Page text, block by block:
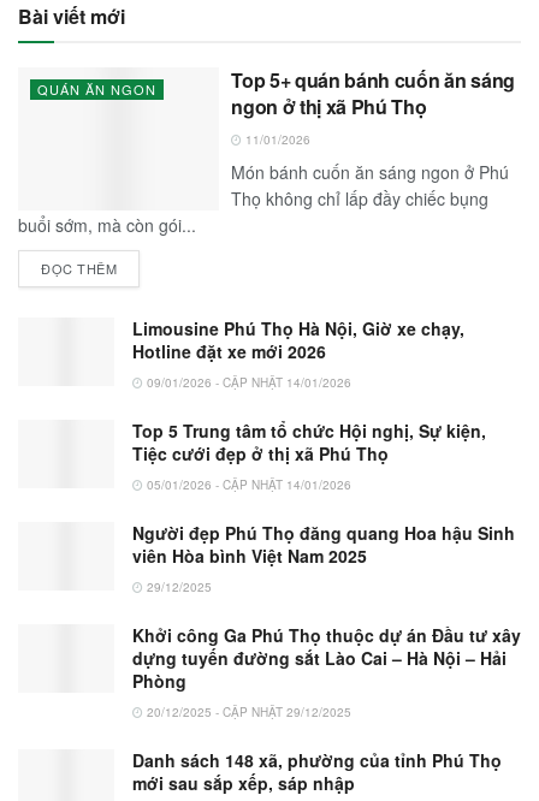
Bài viết mới
QUÁN ĂN NGON
Top 5+ quán bánh cuốn ăn sáng
ngon ở thị xã Phú Thọ
11/01/2026
Món bánh cuốn ăn sáng ngon ở Phú
Thọ không chỉ lấp đầy chiếc bụng
buổi sớm, mà còn gói...
ĐỌC THÊM
Limousine Phú Thọ Hà Nội, Giờ xe chạy,
Hotline đặt xe mới 2026
09/01/2026 - CẬP NHẬT 14/01/2026
Top 5 Trung tâm tổ chức Hội nghị, Sự kiện,
Tiệc cưới đẹp ở thị xã Phú Thọ
05/01/2026 - CẬP NHẬT 14/01/2026
Người đẹp Phú Thọ đăng quang Hoa hậu Sinh
viên Hòa bình Việt Nam 2025
29/12/2025
Khởi công Ga Phú Thọ thuộc dự án Đầu tư xây
dựng tuyến đường sắt Lào Cai – Hà Nội – Hải
Phòng
20/12/2025 - CẬP NHẬT 29/12/2025
Danh sách 148 xã, phường của tỉnh Phú Thọ
mới sau sắp xếp, sáp nhập